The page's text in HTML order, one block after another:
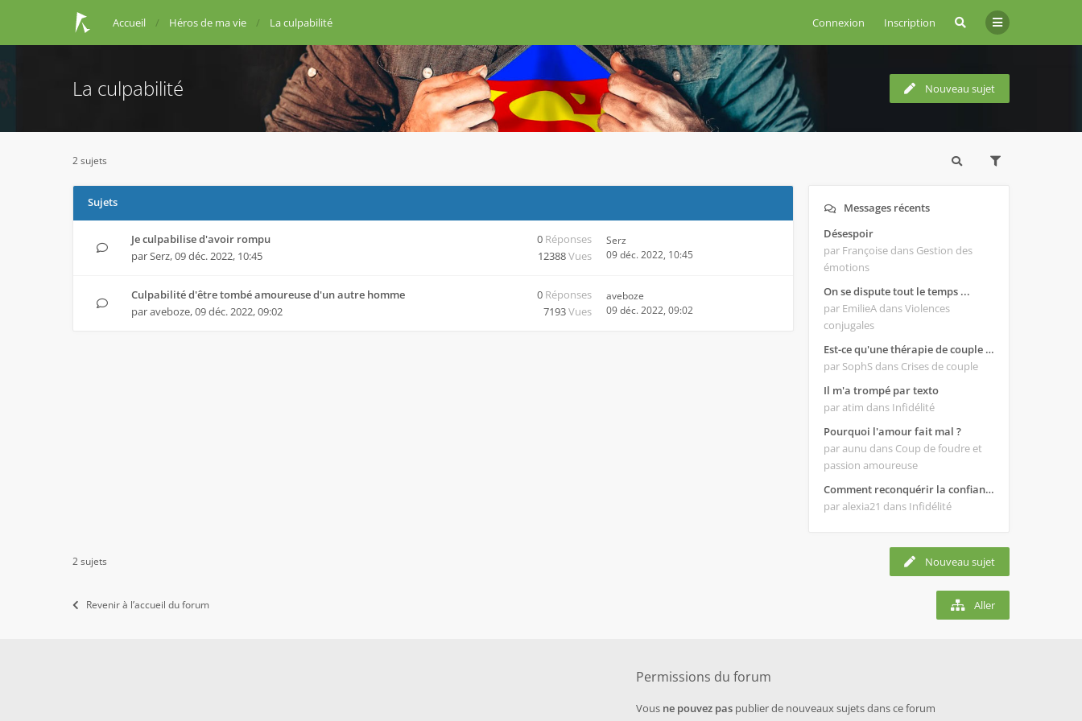
Connexion Inscription
Accueil Héros de ma vie La culpabilité
La culpabilité Nouveau sujet
2 sujets
Sujets
Je culpabilise d'avoir rompu
parSerz,09 déc. 2022, 10:45
0 Réponses
12388Vues
Serz
09 déc. 2022, 10:45
Culpabilité d'être tombé amoureuse d'un autre homme
paraveboze,09 déc. 2022, 09:02
0 Réponses
7193Vues
aveboze
09 déc. 2022, 09:02
Messages récents
Désespoir
par Françoise dans Gestion des
émotions
On se dispute tout le temps ...
par EmilieA dans Violences
conjugales
Est-ce qu'une thérapie de couple est efficace ?
par SophS dans Crises de couple
Il m'a trompé par texto
par atim dans Infidélité
Pourquoi l'amour fait mal ?
par aunu dans Coup de foudre et
passion amoureuse
Comment reconquérir la confiance de mon homme ?
par alexia21 dans Infidélité
Nouveau sujet
2 sujets
Revenir à l’accueil du forum Aller
Permissions du forum
Vous ne pouvez pas publier de nouveaux sujets dans ce forum